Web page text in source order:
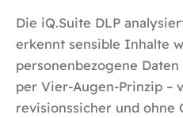
Die iQ.Suite DLP
erkennt sensible Inhalte
personenbezogene
per Vier-Augen-Prinzip –
revisionssicher und ohne